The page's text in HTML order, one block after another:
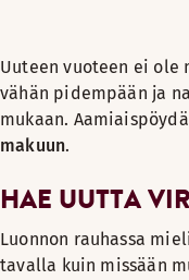
Uuteen vuoteen ei ole
vähän pidempään ja
mukaan.
makuun.
HAE UUTTA
Luonnon rauhassa
tavalla kuin missään